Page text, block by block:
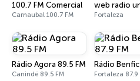
100.7 FM Comercial
Carnaubal 100.7 FM
web radio
Fortaleza
Rádio Agora 89.5 FM
Canindé 89.5 FM
Rádio
Fortaleza 87.9